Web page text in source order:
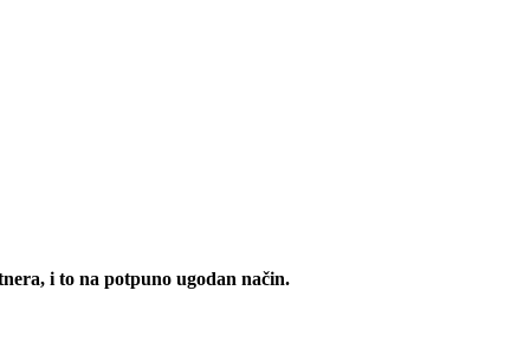
i to na potpuno ugodan način.